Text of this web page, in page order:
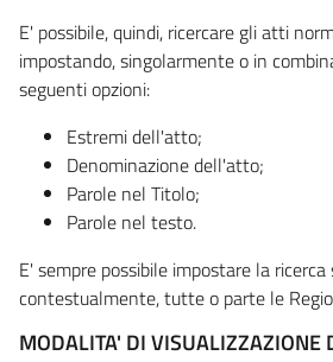
E' possibile, quindi, ricercare gli atti
impostando, singolarmente o in
seguenti opzioni:
Estremi dell'atto;
Denominazione dell'atto;
Parole nel Titolo;
Parole nel testo.
E' sempre possibile impostare la
contestualmente, tutte o parte le
MODALITA' DI VISUALIZZAZIONE